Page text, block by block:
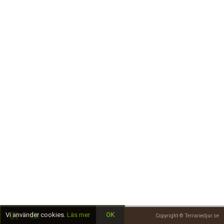
Copyright © Terrariedjur.se
Vi använder cookies. Läs mer OK